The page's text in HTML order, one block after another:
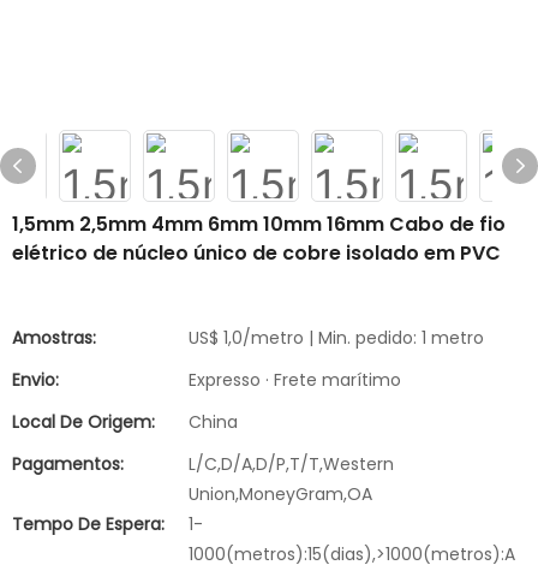
1,5mm 2,5mm 4mm 6mm 10mm 16mm Cabo de fio
elétrico de núcleo único de cobre isolado em PVC
Amostras:
US$ 1,0/metro | Min. pedido: 1 metro
Envio:
Expresso · Frete marítimo
Local De Origem:
China
Pagamentos:
L/C,D/A,D/P,T/T,Western
Union,MoneyGram,OA
Tempo De Espera:
1-
1000(metros):15(dias),>1000(metros):A